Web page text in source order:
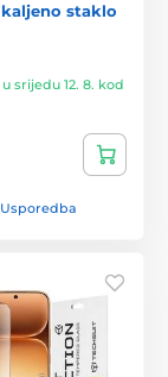
staklo
u srijedu 12. 8. kod
Usporedba